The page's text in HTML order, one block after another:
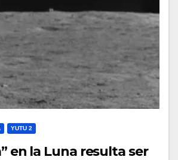
YUTU 2
en la Luna resulta ser